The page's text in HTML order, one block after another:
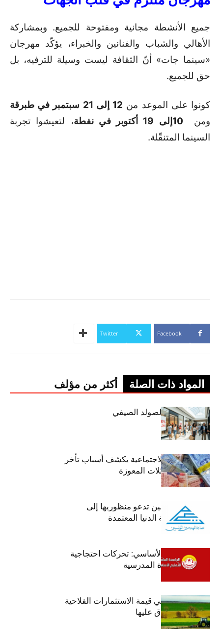
جميع الأنشطة مجانية ومفتوحة للجميع. وبمشاركة
الأهالي والشباب والفنانين والخبراء، يؤكّد مهرجان
«سينما جات» أنّ الثقافة ليست وسيلة للترفيه، بل
حق للجميع.
كونوا على الموعد من 12 إلى 21 سبتمبر في طبرقة
ومن 10إلى 19 أكتوبر في نفطة
، لتعيشوا تجربة
السينما المتنقّلة.
Facebook
Twitter
المواد ذات الصلة أكثر من مؤلف
اليوم: إنطلاق الصولد الصيفي
وزير الشؤون الاجتماعية يكشف أسباب تأخر
صرف منح العائلات المعوزة
عمادة المهندسين تدعو منظوريها إلى
احترام التعريفة الدنيا المعتمدة
جامعة التعليم الأساسي: تحركات احتجاجية
تزامنا مع العودة المدرسية
ارتفاع بـ15% في قيمة الاستثمارات الفلاحية
الخاصة المصادق عليها